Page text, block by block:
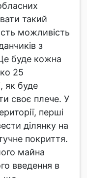
такий
можливість
з
буде кожна
25
як буде
своє плече. У
перші
ділянку на
покриття.
майна
введення в